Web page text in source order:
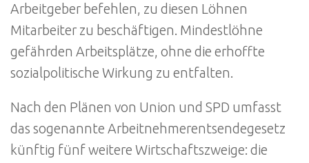
Arbeitgeber befehlen, zu diesen Löhnen
Mitarbeiter zu beschäftigen. Mindestlöhne
gefährden Arbeitsplätze, ohne die erhoffte
sozialpolitische Wirkung zu entfalten.
Nach den Plänen von Union und SPD umfasst
das sogenannte Arbeitnehmerentsendegesetz
künftig fünf weitere Wirtschaftszweige: die